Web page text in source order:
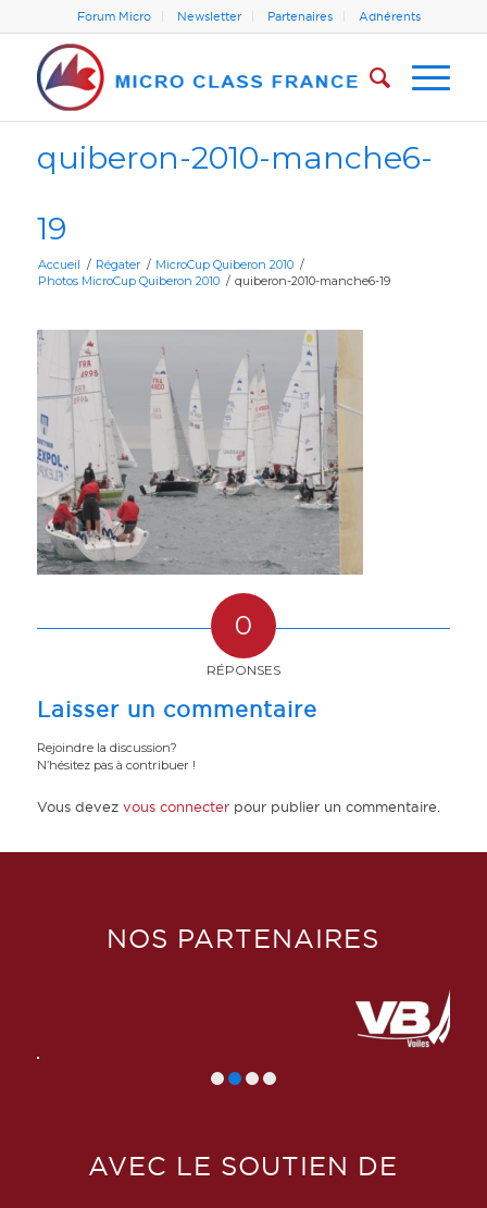
Forum Micro Newsletter Partenaires Adhérents
quiberon-2010-manche6-
19
Accueil / Régater / MicroCup Quiberon 2010 /
Photos MicroCup Quiberon 2010 / quiberon-2010-manche6-19
0
RÉPONSES
Laisser un commentaire
Rejoindre la discussion?
N’hésitez pas à contribuer !
Vous devez vous connecterpour publier un commentaire.
NOS PARTENAIRES
AVEC LE SOUTIEN DE